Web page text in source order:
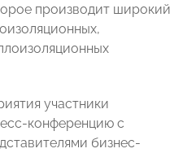
производит широкий
участники
конференцию с
бизнес-